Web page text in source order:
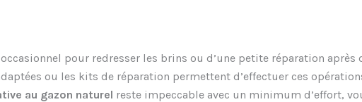
pour redresser les brins ou d’une petite réparation après
ou les kits de réparation permettent d’effectuer ces
au gazon naturel reste impeccable avec un minimum d’effort,